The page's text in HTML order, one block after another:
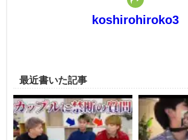
koshirohiroko3
最近書いた記事